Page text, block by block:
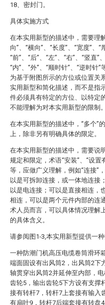
18、密封门。
具体实施方式
在本实用新型的描述中，需要理
向”、“横向”、“长度”、“宽度”、“
“前”、“后”、“左”、“右”、“竖直”
“内”、“外”、“顺时针”、“逆时针
为基于附图所示的方位或位置关
实用新型和简化描述，而不是指
件必须具有特定的方位、以特定
不能理解为对本实用新型的限制。
在本实用新型的描述中，“多个”
上，除非另有明确具体的限定。
在本实用新型的描述中，需要说
规定和限定，术语“安装”、“设置
等，应做广义理解，例如“连接”
以是可拆卸连接，或一体地连接
以是电连接；可以是直接相连，
相连，可以是两个元件内部的连
术人员而言，可以具体情况理解
的具体含义。
请参阅图1-3,本实用新型提供一种
一种防潮门机高压电缆卷筒滑环
端面固设有出风筒2，出风筒2下
轴贯穿出风筒2并延伸至内部，
齿轮5，输出齿轮5下方设有支撑
接有转杆7，转杆7上套接有输入
有扇叶9，转杆7后端套接有转盘